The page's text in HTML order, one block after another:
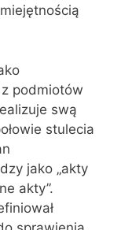
podmiotów
swą
stulecia
jako „akty
akty”.